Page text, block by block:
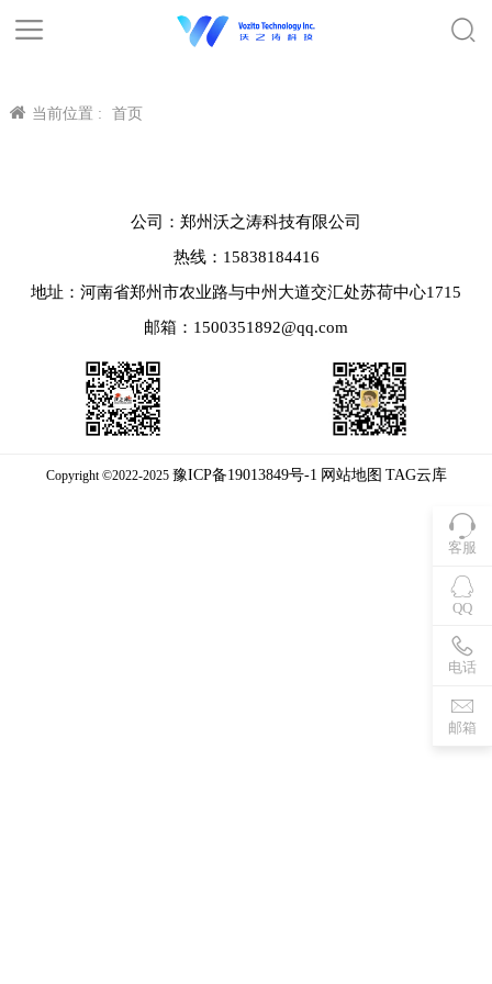
当前位置 : 首页
客服
QQ
电话
邮箱
公司：郑州沃之涛科技有限公司
热线：15838184416
地址：河南省郑州市农业路与中州大道交汇处苏荷中心1715
邮箱：1500351892@qq.com
Copyright ©2022-2025 豫ICP备19013849号-1 网站地图 TAG云库